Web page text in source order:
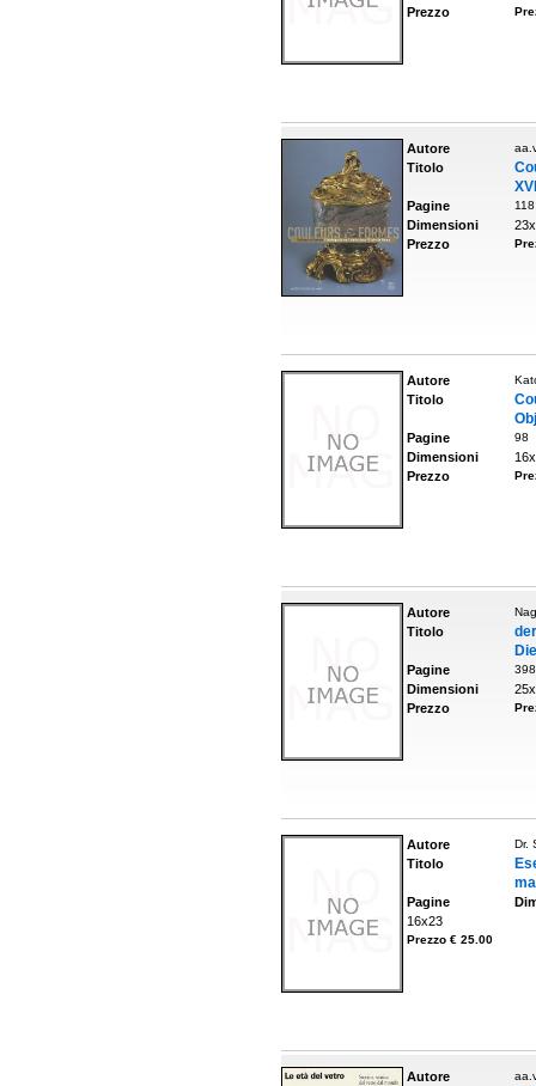
Prezzo
Autore
Titolo
Pagine 118
Dimensioni
Prezzo
Autore
Titolo
Pagine 98
Dimensioni
Prezzo
Autore
Titolo
Pagine 398
Dimensioni
Prezzo
Autore Dr.
Titolo
Pagine
16x23
Prezzo € 25.00
Autore